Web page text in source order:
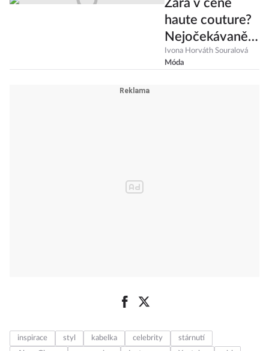
Zara v ceně
haute couture?
Nejočekávanějš
í módní kolekce
všech dob budí
Ivona Horváth Souralová
Móda
inspirace styl kabelka celebrity
stárnutí